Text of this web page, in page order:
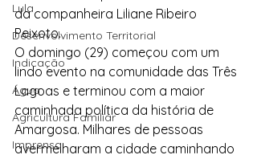
Lula
Desenvolvimento Territorial
Indicação
Água
Agricultura Familiar
Imprensa
da companheira Liliane Ribeiro
Peixoto.
O domingo (29) começou com um
lindo evento na comunidade das Três
Lagoas e terminou com a maior
caminhada política da história de
Amargosa. Milhares de pessoas
avermelharam a cidade caminhando